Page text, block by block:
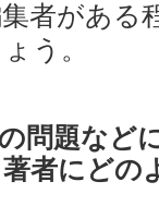
者がある
う。
問題など
者にどの